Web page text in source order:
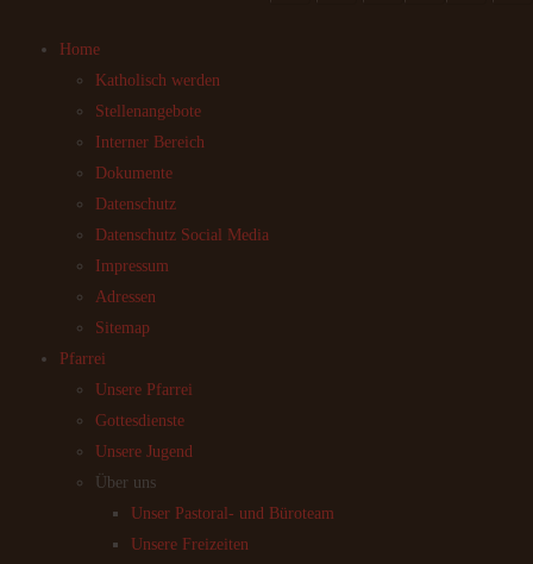
Home
Katholisch werden
Stellenangebote
Interner Bereich
Dokumente
Datenschutz
Datenschutz Social Media
Impressum
Adressen
Sitemap
Pfarrei
Unsere Pfarrei
Gottesdienste
Unsere Jugend
Über uns
Unser Pastoral- und Büroteam
Unsere Freizeiten